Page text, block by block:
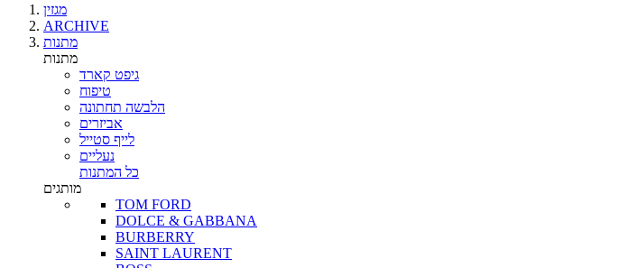
מגזין
ARCHIVE
מתנות
מתנות
גיפט קארד
טיפוח
הלבשה תחתונה
אביזרים
לייף סטייל
נעליים
כל המתנות
מותגים
TOM FORD
DOLCE & GABBANA
BURBERRY
SAINT LAURENT